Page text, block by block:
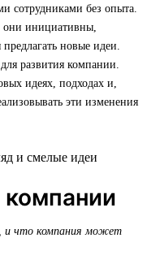
сотрудниками без опыта.
они инициативны,
новые идеи.
развития компании.
идеях, подходах и,
эти изменения
и что компания может